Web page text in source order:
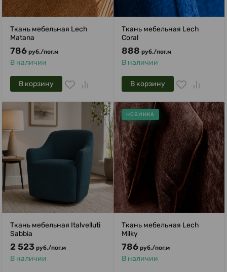
Ткань мебельная Lech
Matana
786 руб./пог.м
В наличии
В корзину
Ткань мебельная Lech
Coral
888 руб./пог.м
В наличии
В корзину
Ткань мебельная Italvelluti
Sabbia
2 523 руб./пог.м
В наличии
НОВИНКА
Ткань мебельная Lech
Milky
786 руб./пог.м
В наличии